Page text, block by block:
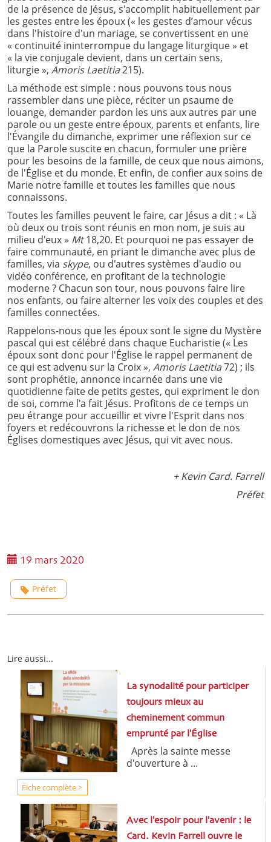
de la présence de Jésus, s'accomplit habituellement par
les gestes entre les époux (« les gestes d’amour vécus
dans l'histoire d'un mariage, se convertissent en une
« continuité ininterrompue du langage liturgique » et
« la vie conjugale devient, dans un certain sens,
liturgie », Amoris Laetitia215).
La méthode est simple : nous pouvons tous nous
rassembler dans une pièce, réciter un psaume de
louange, demander pardon les uns aux autres par une
parole ou un geste entre époux, parents et enfants, lire
l'Évangile du dimanche, exprimer une réflexion sur ce
que la Parole suscite en chacun, formuler une prière
pour les besoins de la famille, de ceux que nous aimons,
de l'Église et du monde. Et enfin, de confier aux soins de
Marie notre famille et toutes les familles que nous
connaissons.
Toutes les familles peuvent le faire, car Jésus a dit : « Là
où deux ou trois sont réunis en mon nom, je suis au
milieu d'eux » Mt18,20. Et pourquoi ne pas essayer de
faire communauté, en priant le dimanche avec plus de
familles, via skype, ou d'autres systèmes d'audio ou
vidéo conférence, en profitant de la technologie
moderne ? Chacun son tour, nous pouvons faire lire
nos enfants, ou faire alterner les voix des couples et des
familles connectées.
Rappelons-nous que les époux sont le signe du Mystère
pascal qui est célébré dans chaque Eucharistie (« Les
époux sont donc pour l'Église le rappel permanent de
ce qui est advenu sur la Croix », Amoris Laetitia72) ; ils
sont prophétie, annonce incarnée dans une vie
quotidienne faite de petits gestes, qui expriment le don
de soi, comme l'a fait Jésus. Profitons de ce temps un
peu étrange pour accueillir et vivre l'Esprit dans nos
foyers et redécouvrons la richesse et le don de nos
Églises domestiques avec Jésus, qui vit avec nous.
+ Kevin Card. Farrell
Préfet
19 mars 2020
Préfet
Lire aussi...
La synodalité pour participer
toujours mieux au
cheminement commun
emprunté par l'Église
Après la sainte messe
d'ouverture à ...
Fiche complète >
Avec l'espoir pour l'avenir : le
Card. Kevin Farrell ouvre le